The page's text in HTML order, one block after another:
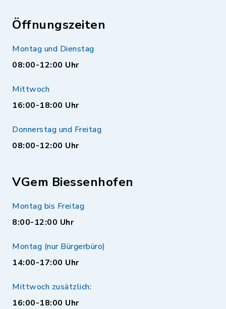
Öffnungszeiten
Montag und Dienstag
08:00-12:00 Uhr
Mittwoch
16:00-18:00 Uhr
Donnerstag und Freitag
08:00-12:00 Uhr
VGem Biessenhofen
Montag bis Freitag
8:00-12:00 Uhr
Montag (nur Bürgerbüro)
14:00-17:00 Uhr
Mittwoch zusätzlich:
16:00-18:00 Uhr